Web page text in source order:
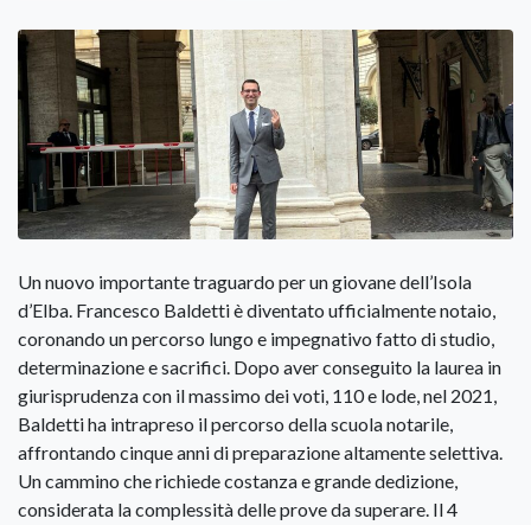
Un nuovo importante traguardo per un giovane dell’Isola
d’Elba. Francesco Baldetti è diventato ufficialmente notaio,
coronando un percorso lungo e impegnativo fatto di studio,
determinazione e sacrifici. Dopo aver conseguito la laurea in
giurisprudenza con il massimo dei voti, 110 e lode, nel 2021,
Baldetti ha intrapreso il percorso della scuola notarile,
affrontando cinque anni di preparazione altamente selettiva.
Un cammino che richiede costanza e grande dedizione,
considerata la complessità delle prove da superare. Il 4